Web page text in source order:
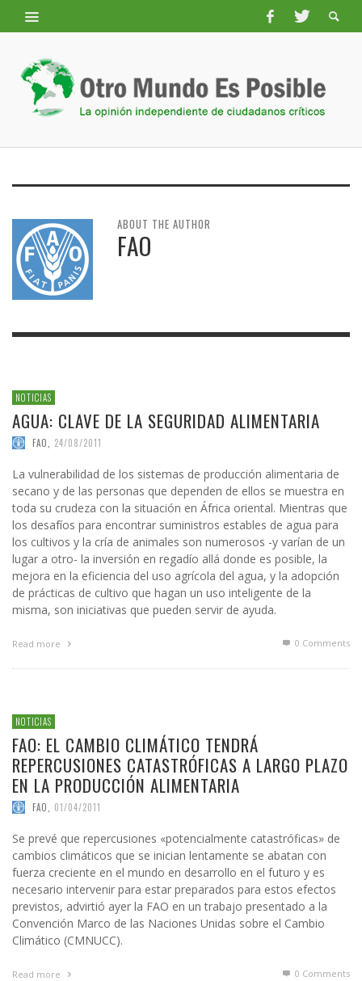
ABOUT THE AUTHOR
FAO
NOTICIAS
AGUA: CLAVE DE LA SEGURIDAD ALIMENTARIA
FAO 24/08/2011
La vulnerabilidad de los sistemas de producción alimentaria de
secano y de las personas que dependen de ellos se muestra en
toda su crudeza con la situación en África oriental. Mientras que
los desafíos para encontrar suministros estables de agua para
los cultivos y la cría de animales son numerosos -y varían de un
lugar a otro- la inversión en regadío allá donde es posible, la
mejora en la eficiencia del uso agrícola del agua, y la adopción
de prácticas de cultivo que hagan un uso inteligente de la
misma, son iniciativas que pueden servir de ayuda.
Read more 0 Comments
NOTICIAS
FAO: EL CAMBIO CLIMÁTICO TENDRÁ
REPERCUSIONES CATASTRÓFICAS A LARGO PLAZO
EN LA PRODUCCIÓN ALIMENTARIA
FAO 01/04/2011
Se prevé que repercusiones «potencialmente catastróficas» de
cambios climáticos que se inician lentamente se abatan con
fuerza creciente en el mundo en desarrollo en el futuro y es
necesario intervenir para estar preparados para estos efectos
previstos, advirtió ayer la FAO en un trabajo presentado a la
Convención Marco de las Naciones Unidas sobre el Cambio
Climático (CMNUCC).
Read more 0 Comments